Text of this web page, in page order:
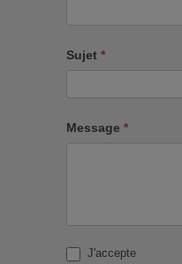
Sujet *
Message *
J'accepte